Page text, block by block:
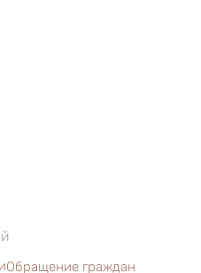
Обращение граждан